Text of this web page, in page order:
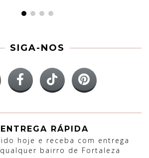
SIGA-NOS
ENTREGA RÁPIDA
hoje e receba com entrega
bairro de Fortaleza